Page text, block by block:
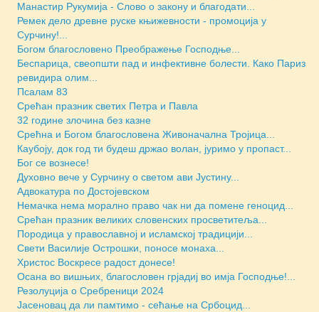
Манастир Рукумија - Слово о закону и благодати...
Ремек дело древне руске књижевности - промоција у
Сурчину!...
Богом благословено Преображење Господње...
Беспарица, свеопшти пад и инфективне болести. Како Париз
ревидира олим...
Псалам 83
Срећан празник светих Петра и Павла
32 године злочина без казне
Срећна и Богом благословена Живоначална Тројица...
Каубоју, док год ти будеш држао волан, јуримо у пропаст...
Бoг се вознесе!
Духовно вече у Сурчину о светом ави Јустину...
Адвокатура по Достојевском
Немачка нема морално право чак ни да помене геноцид...
Срећан празник великих словенских просветитеља...
Породица у православној и исламској традицији...
Свети Василије Острошки, поносе монаха...
Христос Воскресе радост донесе!
Осана во вишњих, благословен грјадиј во имја Господње!...
Резолуција о Сребреници 2024
Јасеновац да ли памтимо - сећање на Србоцид...